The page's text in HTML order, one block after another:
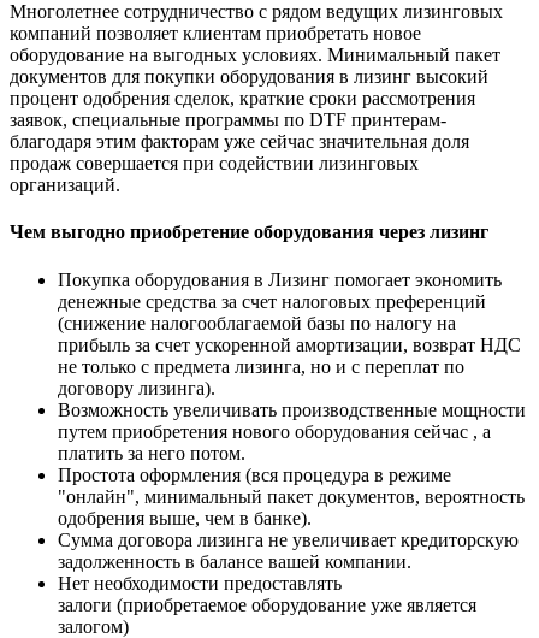
Многолетнее сотрудничество с рядом ведущих лизинговых
компаний позволяет клиентам приобретать новое
оборудование на выгодных условиях. Минимальный пакет
документов для покупки оборудования в лизинг высокий
процент одобрения сделок, краткие сроки рассмотрения
заявок, специальные программы по DTF принтерам-
благодаря этим факторам уже сейчас значительная доля
продаж совершается при содействии лизинговых
организаций.
Чем выгодно приобретение оборудования через лизинг
Покупка оборудования в Лизинг помогает экономить
денежные средства за счет налоговых преференций
(снижение налогооблагаемой базы по налогу на
прибыль за счет ускоренной амортизации, возврат НДС
не только с предмета лизинга, но и с переплат по
договору лизинга).
Возможность увеличивать производственные мощности
путем приобретения нового оборудования сейчас , а
платить за него потом.
Простота оформления (вся процедура в режиме
"онлайн", минимальный пакет документов, вероятность
одобрения выше, чем в банке).
Сумма договора лизинга не увеличивает кредиторскую
задолженность в балансе вашей компании.
Нет необходимости предоставлять
залоги (приобретаемое оборудование уже является
залогом)